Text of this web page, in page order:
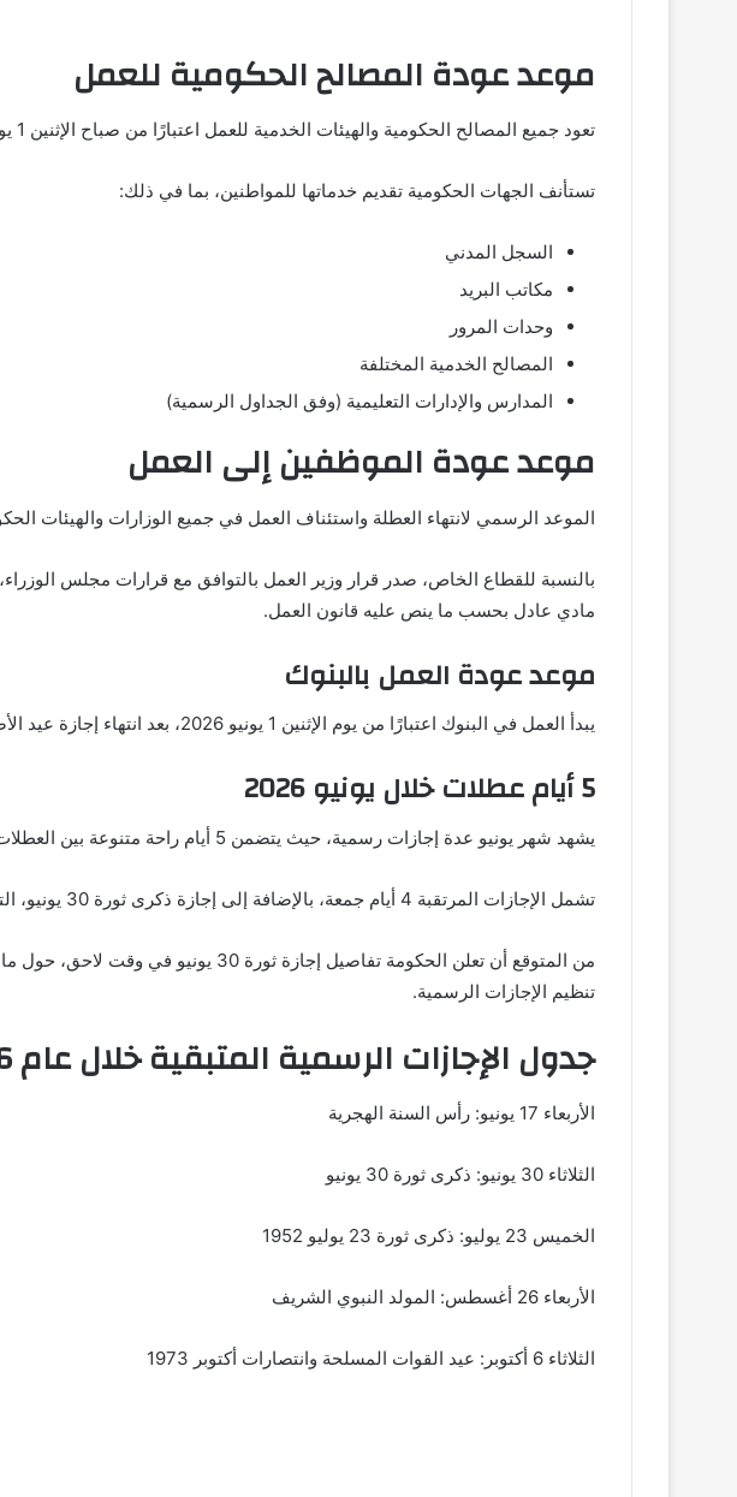
موعد عودة المصالح الحكومية للعمل
تعود جميع المصالح الحكومية والهيئات الخدمية للعمل اعتبارًا من صباح الإثنين 1 يونيو 2026.
تستأنف الجهات الحكومية تقديم خدماتها للمواطنين، بما في ذلك:
السجل المدني
مكاتب البريد
وحدات المرور
المصالح الخدمية المختلفة
المدارس والإدارات التعليمية (وفق الجداول الرسمية)
موعد عودة الموظفين إلى العمل
الموعد الرسمي لانتهاء العطلة واستئناف العمل في جميع الوزارات والهيئات
بالنسبة للقطاع الخاص، صدر قرار وزير العمل بالتوافق مع قرارات مجلس
مادي عادل بحسب ما ينص عليه قانون العمل.
موعد عودة العمل بالبنوك
يبدأ العمل في البنوك اعتبارًا من يوم الإثنين 1 يونيو 2026، بعد انتهاء إجازة عيد الأضحى التي حصل عليها العاملون في القطاع المصرفي وفقًا لقرارات البنك المركزي.
5 أيام عطلات خلال يونيو 2026
يشهد شهر يونيو عدة إجازات رسمية، حيث يتضمن 5 أيام راحة متنوعة بين العطلات الأسبوعية والمناسبات الوطنية.
تشمل الإجازات المرتقبة 4 أيام جمعة، بالإضافة إلى إجازة ذكرى ثورة 30 يونيو، التي تمنح للعاملين في الجهات الحكومية وبعض القطاعات كعطلة رسمية مدفوعة الأجر.
من المتوقع أن تعلن الحكومة تفاصيل
تنظيم الإجازات الرسمية.
جدول الإجازات الرسمية المتبقية خلال عام 2026
الأربعاء 17 يونيو: رأس السنة الهجرية
الثلاثاء 30 يونيو: ذكرى ثورة 30 يونيو
الخميس 23 يوليو: ذكرى ثورة 23 يوليو 1952
الأربعاء 26 أغسطس: المولد النبوي الشريف
الثلاثاء 6 أكتوبر: عيد القوات المسلحة وانتصارات أكتوبر 1973